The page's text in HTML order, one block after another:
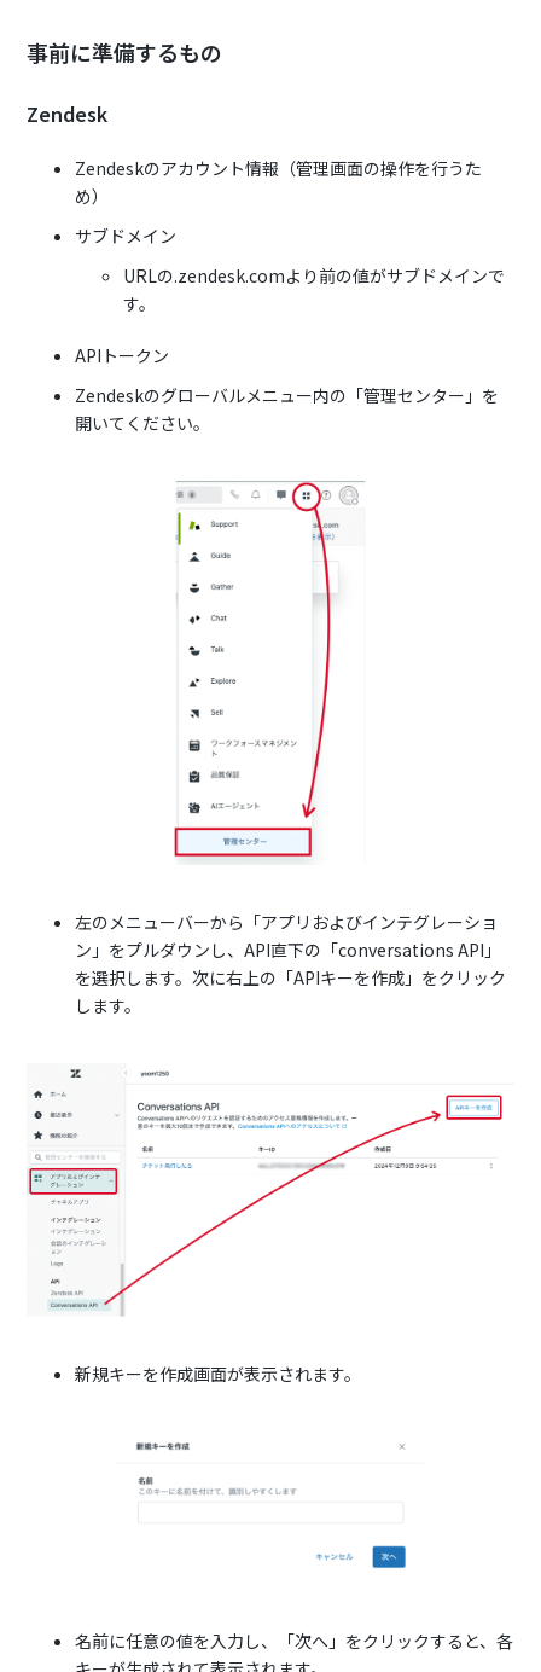
事前に準備するもの
Zendesk
Zendeskのアカウント情報（管理画面の操作を行うた
め）
サブドメイン
URLの.zendesk.comより前の値がサブドメインで
す。
APIトークン
Zendeskのグローバルメニュー内の「管理センター」を
開いてください。
左のメニューバーから「アプリおよびインテグレーショ
ン」をプルダウンし、API直下の「conversations API」
を選択します。次に右上の「APIキーを作成」をクリック
します。
新規キーを作成画面が表示されます。
名前に任意の値を入力し、「次へ」をクリックすると、各